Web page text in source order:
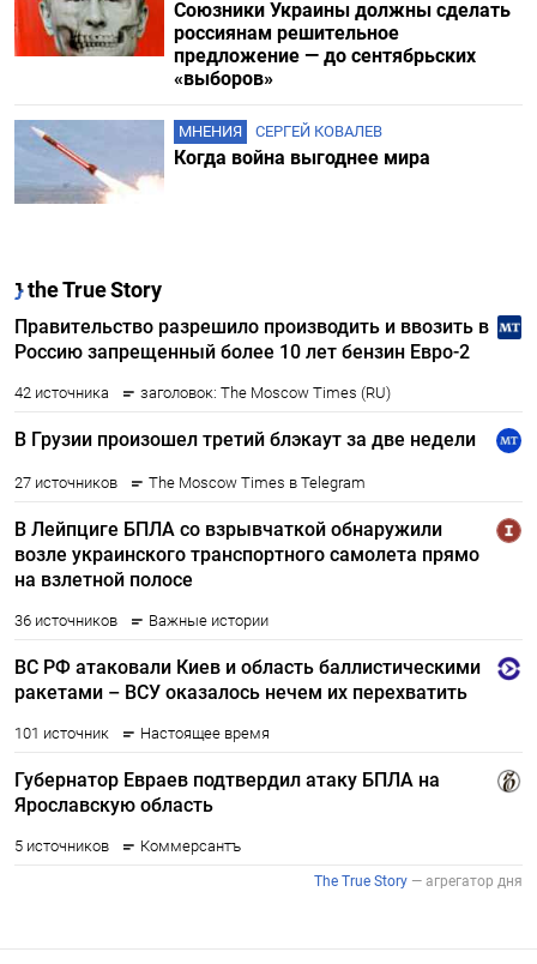
Союзники Украины должны сделать
россиянам решительное
предложение — до сентябрьских
«выборов»
МНЕНИЯ СЕРГЕЙ КОВАЛЕВ
Когда война выгоднее мира